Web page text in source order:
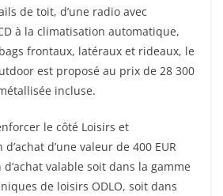
de toit, d’une radio avec
à la climatisation automatique,
frontaux, latéraux et rideaux, le
est proposé au prix de 28 300
incluse.
le côté Loisirs et
d’une valeur de 400 EUR
valable soit dans la gamme
de loisirs ODLO, soit dans